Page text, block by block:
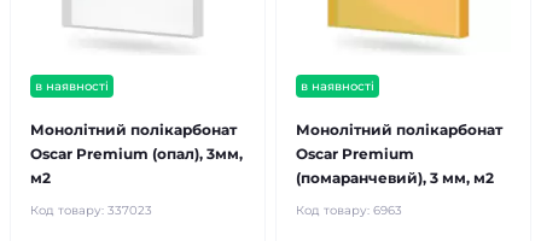
в наявності
Монолітний полікарбонат
Oscar Premium (опал), 3мм,
м2
Код товару: 337023
в наявності
Монолітний полікарбонат
Oscar Premium
(помаранчевий), 3 мм, м2
Код товару: 6963